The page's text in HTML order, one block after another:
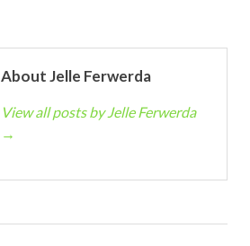
About Jelle Ferwerda
View all posts by Jelle Ferwerda
→